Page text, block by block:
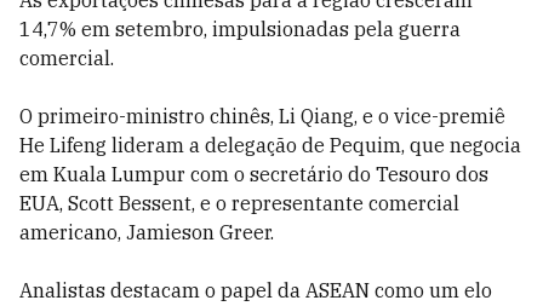
14,7% em setembro, impulsionadas pela guerra
comercial.
O primeiro-ministro chinês, Li Qiang, e o vice-premiê
He Lifeng lideram a delegação de Pequim, que negocia
em Kuala Lumpur com o secretário do Tesouro dos
EUA, Scott Bessent, e o representante comercial
americano, Jamieson Greer.
Analistas destacam o papel da ASEAN como um elo